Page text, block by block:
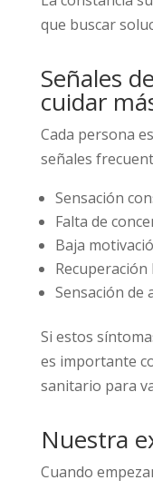
que buscar
Señales
cuidar
Cada persona
señales
Sensación
Falta de
Baja
Recuperación
Sensación de
Si estos
es importante
sanitario para
Nuestra
Cuando